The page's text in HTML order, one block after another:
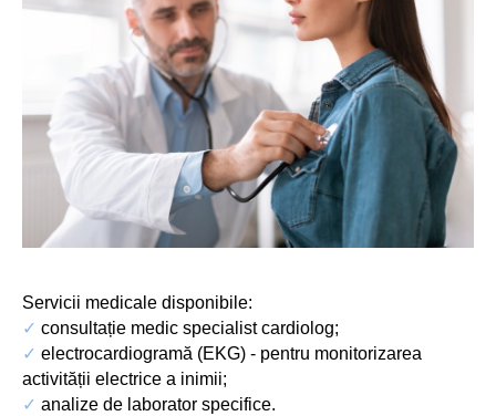
Servicii medicale disponibile:
✓ consultație medic specialist cardiolog;
✓ electrocardiogramă (EKG) - pentru monitorizarea
activității electrice a inimii;
✓ analize de laborator specifice.